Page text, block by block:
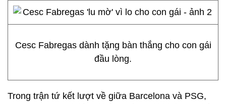
Cesc Fabregas dành tặng bàn thắng cho con gái
đầu lòng.
Trong trận tứ kết lượt về giữa Barcelona và PSG,